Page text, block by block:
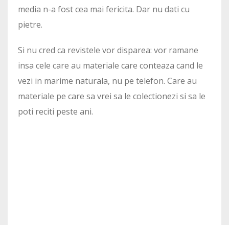
media n-a fost cea mai fericita. Dar nu dati cu
pietre.
Si nu cred ca revistele vor disparea: vor ramane
insa cele care au materiale care conteaza cand le
vezi in marime naturala, nu pe telefon. Care au
materiale pe care sa vrei sa le colectionezi si sa le
poti reciti peste ani.